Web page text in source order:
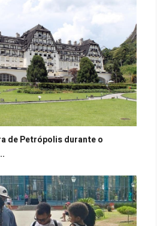
de Petrópolis durante o